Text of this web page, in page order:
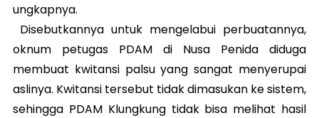
ungkapnya.
Disebutkannya untuk mengelabui perbuatannya,
oknum petugas PDAM di Nusa Penida diduga
membuat kwitansi palsu yang sangat menyerupai
aslinya. Kwitansi tersebut tidak dimasukan ke sistem,
sehingga PDAM Klungkung tidak bisa melihat hasil